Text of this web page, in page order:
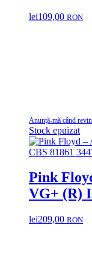
lei109,00 RON
Anunță-mă când
Stock epuizat
Pink Floyd –
lei209,00 RON